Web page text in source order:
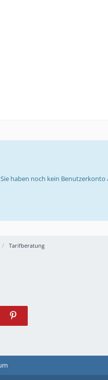
Tarifberatung
Sie haben noch kein Benutzerkonto